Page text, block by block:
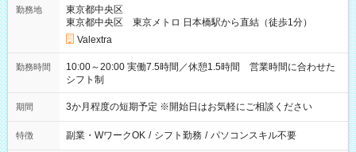
勤務地
東京都中央区
東京都中央区 東京メトロ 日本橋駅から直結（徒歩1分）
Valextra
勤務時間
10:00～20:00 実働7.5時間／休憩1.5時間 営業時間に合わせた
シフト制
期間 3か月程度の短期予定 ※開始日はお気軽にご相談ください
特徴 副業・WワークOK / シフト勤務 / パソコンスキル不要